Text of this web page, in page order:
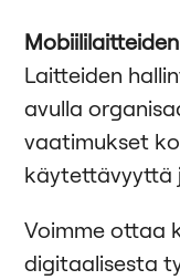
Laitteiden
avulla
vaatimukset
käytettävyyttä
Voimme ottaa
digitaalisesta